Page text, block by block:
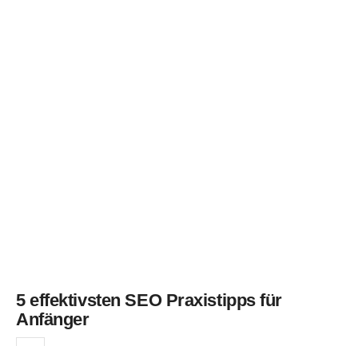
5 effektivsten SEO Praxistipps für
Anfänger